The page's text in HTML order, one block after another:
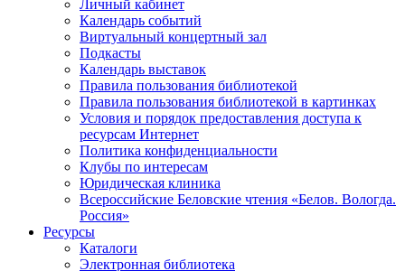
Личный кабинет
Календарь событий
Виртуальный концертный зал
Подкасты
Календарь выставок
Правила пользования библиотекой
Правила пользования библиотекой в картинках
Условия и порядок предоставления доступа к
ресурсам Интернет
Политика конфиденциальности
Клубы по интересам
Юридическая клиника
Всероссийские Беловские чтения «Белов. Вологда.
Россия»
Ресурсы
Каталоги
Электронная библиотека